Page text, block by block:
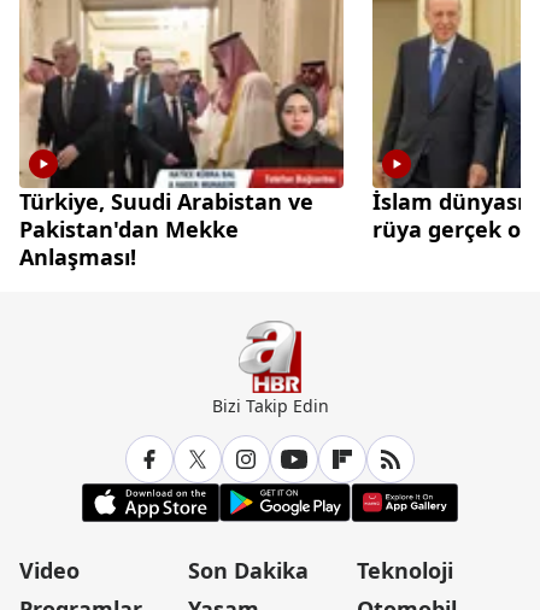
Türkiye, Suudi Arabistan ve
Pakistan'dan Mekke
Anlaşması!
İslam
rüya gerçek
Bizi Takip Edin
Video
Son Dakika
Teknoloji